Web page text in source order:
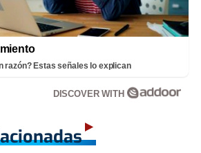
razón? Estas señales lo explican
DISCOVER WITH